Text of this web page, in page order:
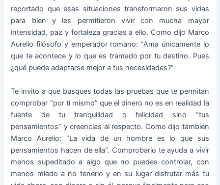
reportado que esas situaciones transformaron sus vidas
para bien y les permitieron vivir con mucha mayor
intensidad, paz y fortaleza gracias a ello. Como dijo Marco
Aurelio filósofo y emperador romano: “Ama únicamente lo
que te acontece y lo que es tramado por tu destino. Pues
¿qué puede adaptarse mejor a tus necesidades?”
Te invito a que busques todas las pruebas que te permitan
comprobar “por ti mismo” que el dinero no es en realidad la
fuente de tu tranquilidad o felicidad sino “tus
pensamientos” y creencias al respecto. Como dijo también
Marco Aurelio: “La vida de un hombre es lo que sus
pensamientos hacen de ella”. Comprobarlo te ayuda a vivir
menos supeditado a algo que no puedes controlar, con
menos miedo a no tenerlo y en su lugar disfrutar más tu